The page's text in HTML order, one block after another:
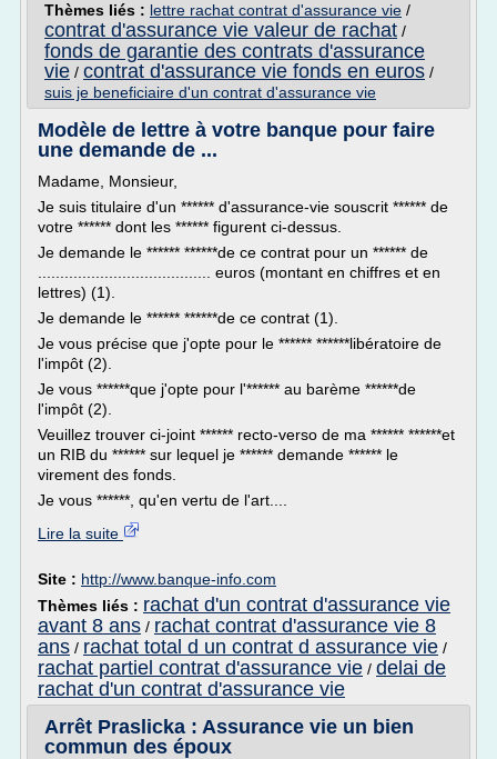
Thèmes liés : lettre rachat contrat d'assurance vie /
contrat d'assurance vie valeur de rachat /
fonds de garantie des contrats d'assurance
vie / contrat d'assurance vie fonds en euros /
suis je beneficiaire d'un contrat d'assurance vie
Modèle de lettre à votre banque pour faire
une demande de ...
Madame, Monsieur,
Je suis titulaire d'un ****** d'assurance-vie souscrit ****** de
votre ****** dont les ****** figurent ci-dessus.
Je demande le ****** ******de ce contrat pour un ****** de
....................................... euros (montant en chiffres et en
lettres) (1).
Je demande le ****** ******de ce contrat (1).
Je vous précise que j'opte pour le ****** ******libératoire de
l'impôt (2).
Je vous ******que j'opte pour l'****** au barème ******de
l'impôt (2).
Veuillez trouver ci-joint ****** recto-verso de ma ****** ******et
un RIB du ****** sur lequel je ****** demande ****** le
virement des fonds.
Je vous ******, qu'en vertu de l'art....
Lire la suite
Site : http://www.banque-info.com
Thèmes liés : rachat d'un contrat d'assurance vie
avant 8 ans / rachat contrat d'assurance vie 8
ans / rachat total d un contrat d assurance vie /
rachat partiel contrat d'assurance vie / delai de
rachat d'un contrat d'assurance vie
Arrêt Praslicka : Assurance vie un bien
commun des époux